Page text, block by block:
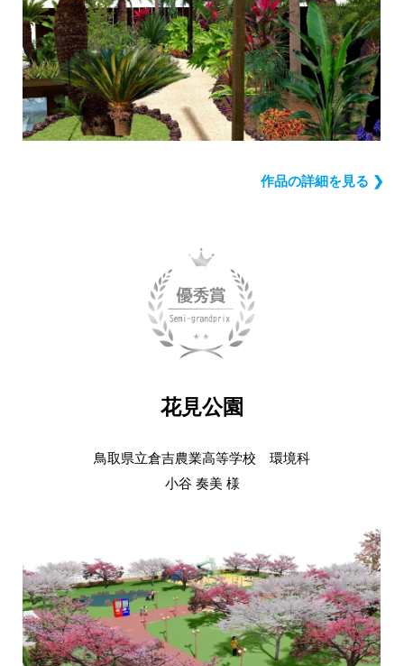
作品の詳細を見る ❯
花見公園
鳥取県立倉吉農業高等学校 環境科
小谷 奏美 様